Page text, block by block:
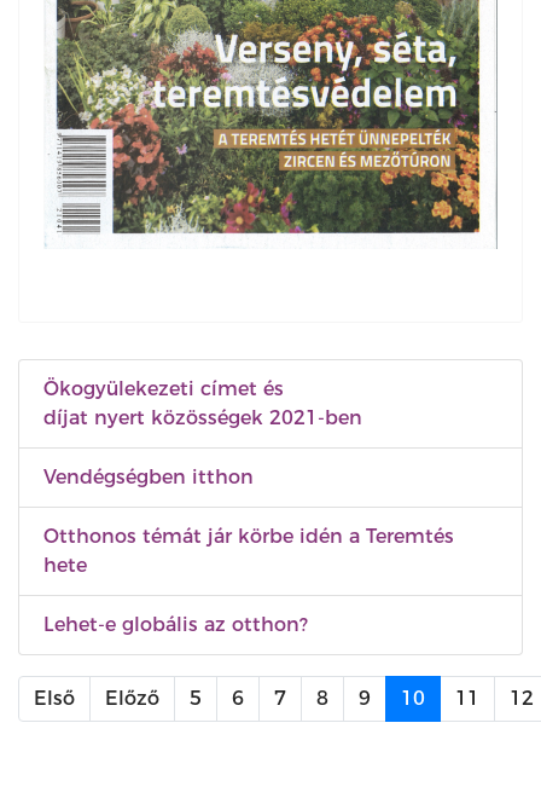
Ökogyülekezeti címet és
díjat nyert közösségek 2021-ben
Vendégségben itthon
Otthonos témát jár körbe idén a Teremtés
hete
Lehet-e globális az otthon?
Első Előző 5 6 7 8 9 10 11 12